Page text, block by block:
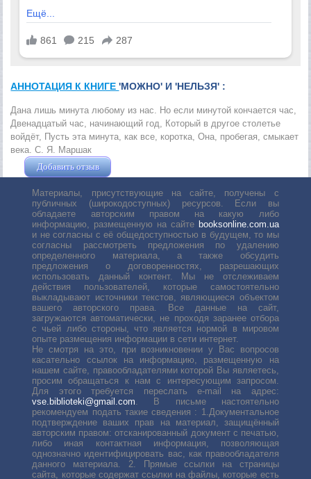
АННОТАЦИЯ К КНИГЕ'МОЖНО' И 'НЕЛЬЗЯ' :
Дана лишь минута любому из нас. Но если минутой кончается час,
Двенадцатый час, начинающий год, Который в другое столетье
войдёт, Пусть эта минута, как все, коротка, Она, пробегая, смыкает
века. С. Я. Маршак
Добавить отзыв
Материалы, присутствующие на сайте, получены с
публичных (широкодоступных) ресурсов. Если вы
обладаете авторским правом на какую либо
информацию, размещенную на сайте booksonline.com.ua
и не согласны с её общедоступностью в будущем, то мы
согласны рассмотреть предложения по удалению
определенного материала, а также обсудить
предложения о договоренностях, разрешающих
использовать данный контент. Мы не отслеживаем
действия пользователей, которые самостоятельно
выкладывают источники текстов, являющиеся объектом
вашего авторского права. Все данные на сайт,
загружаются автоматически, не проходя заранее отбора
с чьей либо стороны, что является нормой в мировом
опыте размещения информации в сети интернет.
Не смотря на это, при возникновении у Вас вопросов
касательно ссылок на информацию, размещенную на
нашем сайте, правообладателями которой Вы являетесь,
просим обращаться к нам с интересующим запросом.
Для этого требуется переслать е-mail на адрес:
vse.biblioteki@gmail.com. В письме настоятельно
рекомендуем подать такие сведения : 1.Документальное
подтверждение ваших прав на материал, защищённый
авторским правом: отсканированный документ с печатью,
либо иная контактная информация, позволяющая
однозначно идентифицировать вас, как правообладателя
данного материала. 2. Прямые ссылки на страницы
сайта, которые содержат ссылки на файлы, которые есть